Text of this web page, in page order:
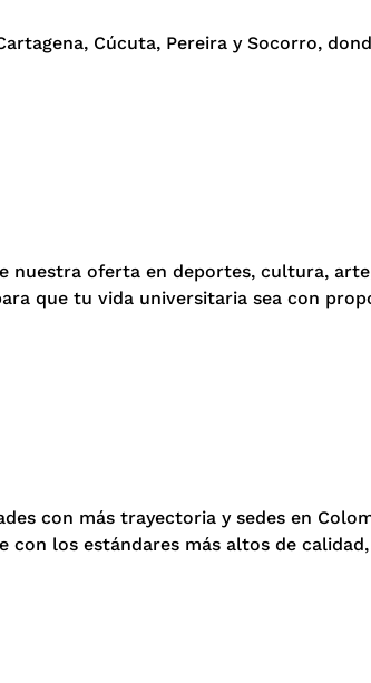
Cúcuta, Pereira y Socorro,
nuestra oferta en deportes, cultura,
que tu vida universitaria sea con
con más trayectoria y sedes en
con los estándares más altos de